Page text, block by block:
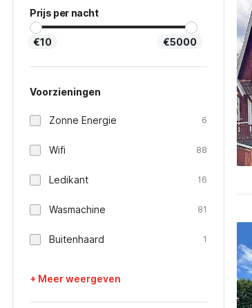
Prijs per nacht
€10 €5000
Voorzieningen
Zonne Energie 6
Wifi 88
Ledikant 16
Wasmachine 81
Buitenhaard 1
+ Meer weergeven